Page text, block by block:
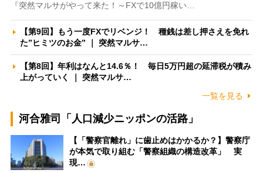
『突然マルサがやって来た！～FXで10億円稼い…
【第9回】もう一度FXでリベンジ！ 種銭は差し押さえを免れ
た”ヒミツのお金” ｜ 突然マルサ…
【第8回】年利はなんと14.6％！ 毎日5万円超の延滞税が積み
上がっていく ｜ 突然マルサ…
一覧を見る
河合雅司「人口減少ニッポンの活路」
【「警察官離れ」に歯止めはかかるか？】警察庁
が本気で取り組む「警察組織の構造改革」 実
現…